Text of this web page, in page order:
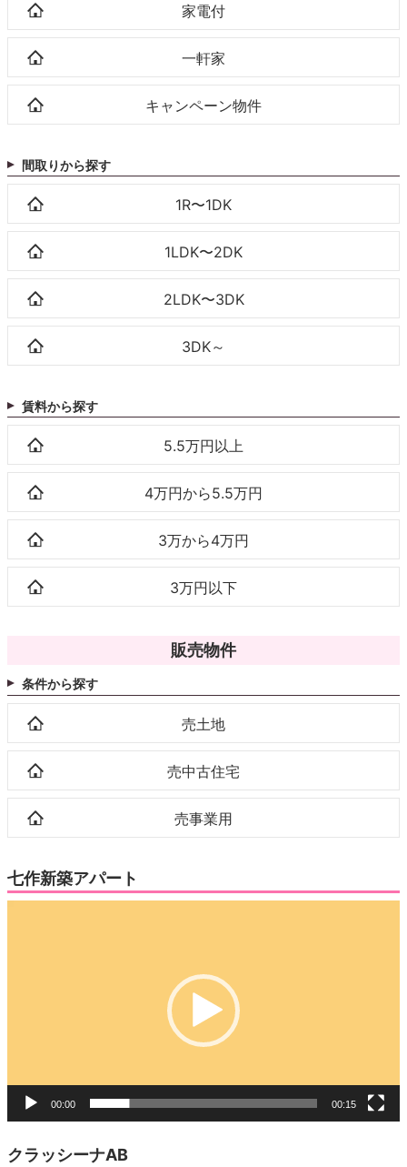
家電付
一軒家
キャンペーン物件
間取りから探す
1R〜1DK
1LDK〜2DK
2LDK〜3DK
3DK～
賃料から探す
5.5万円以上
4万円から5.5万円
3万から4万円
3万円以下
販売物件
条件から探す
売土地
売中古住宅
売事業用
七作新築アパート
00:00 00:15
クラッシーナAB